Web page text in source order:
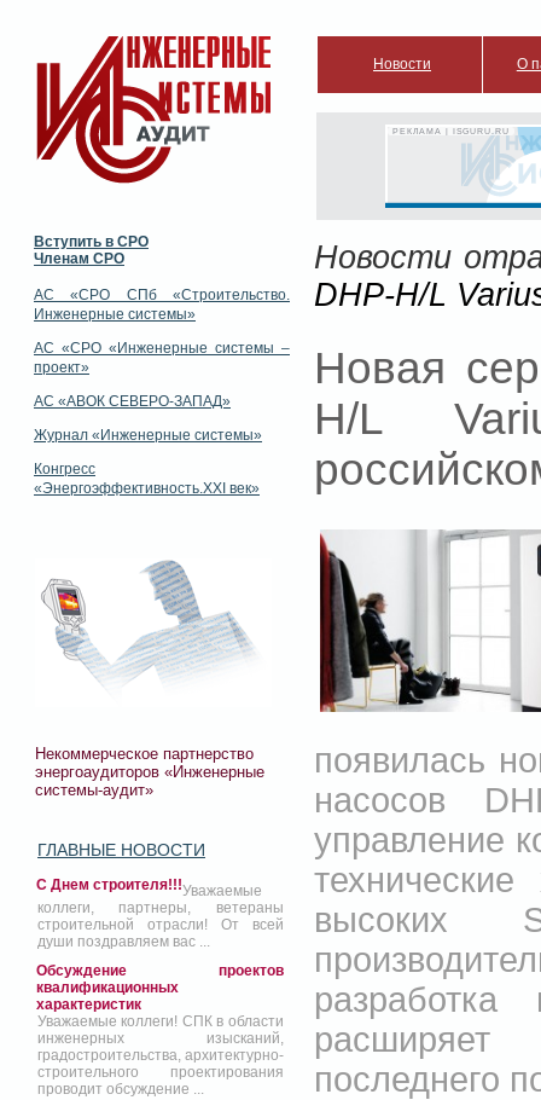
Новости О
РЕКЛАМА | ISGURU.RU
Вступить в СРО
Членам СРО
АС «СРО СПб «Строительство.
Инженерные системы»
АС «СРО «Инженерные системы –
проект»
АС «АВОК СЕВЕРО-ЗАПАД»
Журнал «Инженерные системы»
Конгресс
«Энергоэффективность.XXI век»
Некоммерческое партнерство
энергоаудиторов «Инженерные
системы-аудит»
ГЛАВНЫЕ НОВОСТИ
С Днем строителя!!!Уважаемые
коллеги, партнеры, ветераны
строительной отрасли! От всей
души поздравляем вас ...
Обсуждение проектов
квалификационных
характеристик
Уважаемые коллеги! СПК в области
инженерных изысканий,
градостроительства, архитектурно-
строительного проектирования
проводит обсуждение ...
Новости
DHP-H/L
Новая
H/L
появилась
насосов
управление
высоких
последнего